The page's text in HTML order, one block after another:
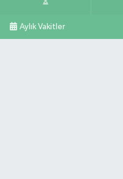
Aylık Vakitler